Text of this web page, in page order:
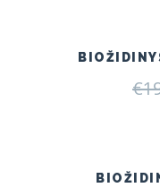
€